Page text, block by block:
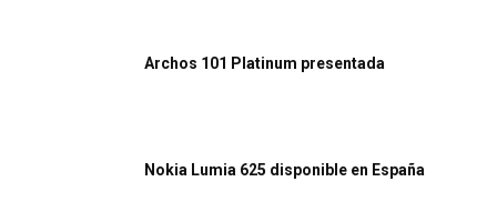
Archos 101 Platinum presentada
Nokia Lumia 625 disponible en España